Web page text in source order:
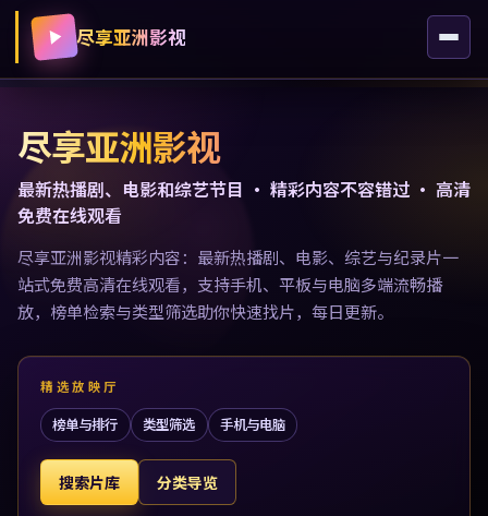
尽享亚洲影视
尽享亚洲影视
最新热播剧、电影和综艺节目 · 精彩内容不容错过 · 高清
免费在线观看
尽享亚洲影视精彩内容：最新热播剧、电影、综艺与纪录片一
站式免费高清在线观看，支持手机、平板与电脑多端流畅播
放，榜单检索与类型筛选助你快速找片，每日更新。
精选放映厅
榜单与排行 类型筛选 手机与电脑
搜索片库 分类导览